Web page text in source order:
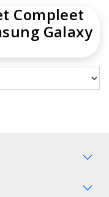
Compleet
Galaxy